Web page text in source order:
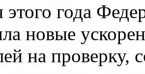
года
новые
на проверку,